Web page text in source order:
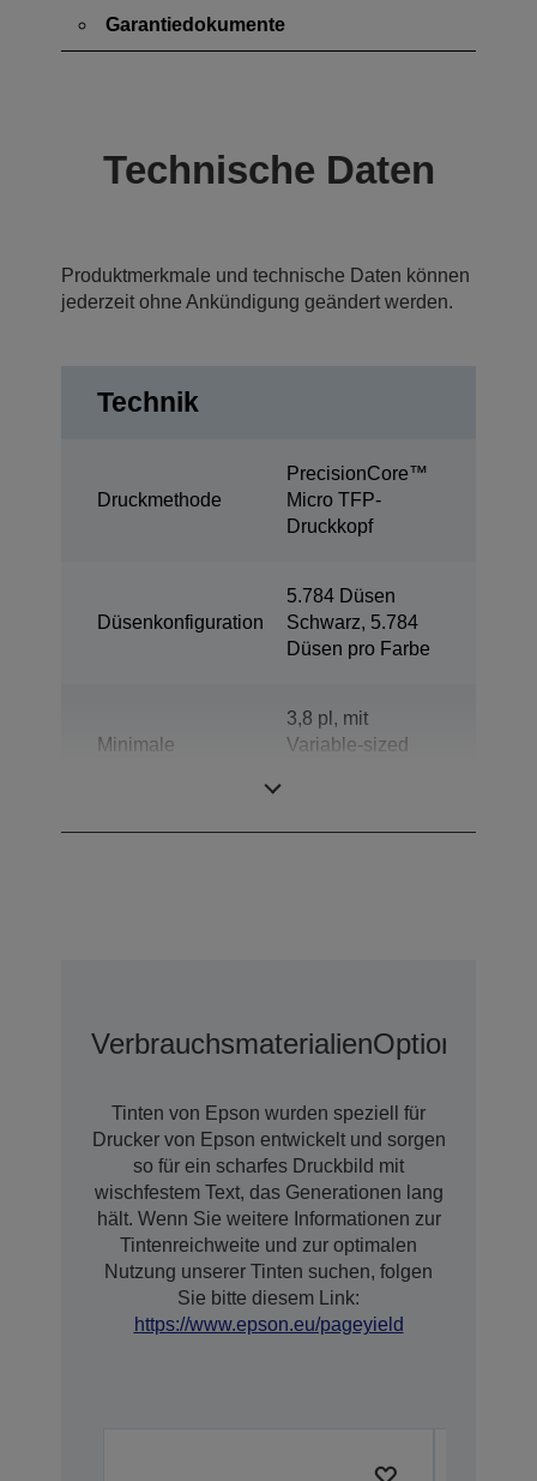
Garantiedokumente
Technische Daten
Produktmerkmale und technische Daten können
jederzeit ohne Ankündigung geändert werden.
Technik
Druckmethode
PrecisionCore™
Micro TFP-
Druckkopf
Düsenkonfiguration
5.784 Düsen
Schwarz, 5.784
Düsen pro Farbe
Minimale
3,8 pl, mit
Variable-sized
VerbrauchsmaterialienOptionen
Tinten von Epson wurden speziell für
Drucker von Epson entwickelt und sorgen
so für ein scharfes Druckbild mit
wischfestem Text, das Generationen lang
hält. Wenn Sie weitere Informationen zur
Tintenreichweite und zur optimalen
Nutzung unserer Tinten suchen, folgen
Sie bitte diesem Link:
https://www.epson.eu/pageyield